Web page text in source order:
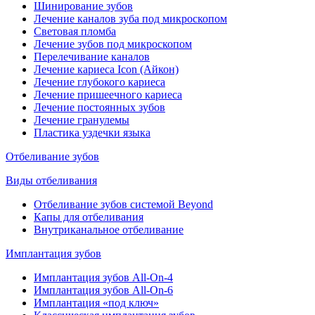
Шинирование зубов
Лечение каналов зуба под микроскопом
Световая пломба
Лечение зубов под микроскопом
Перелечивание каналов
Лечение кариеса Icon (Айкон)
Лечение глубокого кариеса
Лечение пришеечного кариеса
Лечение постоянных зубов
Лечение гранулемы
Пластика уздечки языка
Отбеливание зубов
Виды отбеливания
Отбеливание зубов системой Beyond
Капы для отбеливания
Внутриканальное отбеливание
Имплантация зубов
Имплантация зубов All-On-4
Имплантация зубов All-On-6
Имплантация «под ключ»